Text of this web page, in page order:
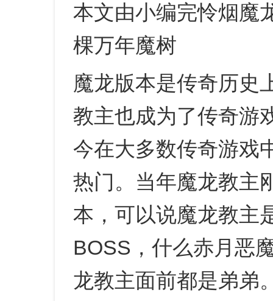
本文由小编完怜烟魔
棵万年魔树
魔龙版本是传奇历史
教主也成为了传奇游
今在大多数传奇游戏
热门。当年魔龙教主
本，可以说魔龙教主
BOSS，什么赤月恶
龙教主面前都是弟弟